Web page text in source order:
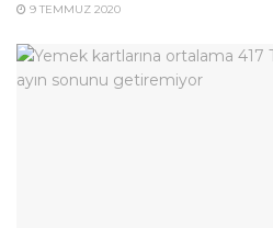
9 TEMMUZ 2020